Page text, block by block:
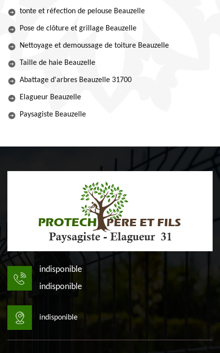
tonte et réfection de pelouse Beauzelle
Pose de clôture et grillage Beauzelle
Nettoyage et demoussage de toiture Beauzelle
Taille de haie Beauzelle
Abattage d'arbres Beauzelle 31700
Elagueur Beauzelle
Paysagiste Beauzelle
indisponible
indisponible
indisponible